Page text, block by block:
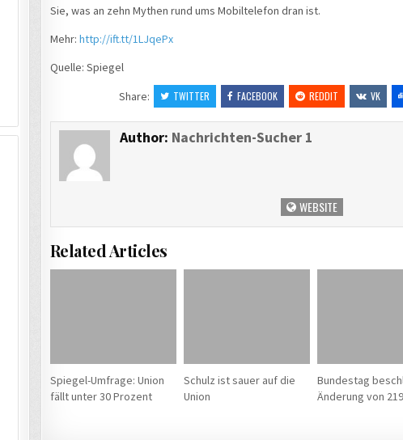
Sie, was an zehn Mythen rund ums Mobiltelefon dran ist.
Mehr: http://ift.tt/1LJqePx
Quelle: Spiegel
Share:
TWITTER FACEBOOK REDDIT VK
Author: Nachrichten-Sucher 1
WEBSITE
Related Articles
Spiegel-Umfrage: Union
fällt unter 30 Prozent
Schulz ist sauer auf die
Union
Bundestag
Änderung von